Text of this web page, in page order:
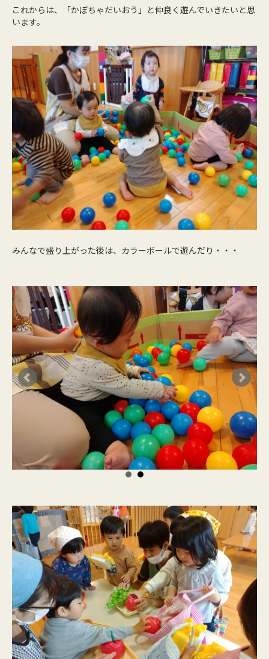
これからは、「かぼちゃだいおう」と仲良く遊んでいきたいと思
います。
みんなで盛り上がった後は、カラーボールで遊んだり・・・